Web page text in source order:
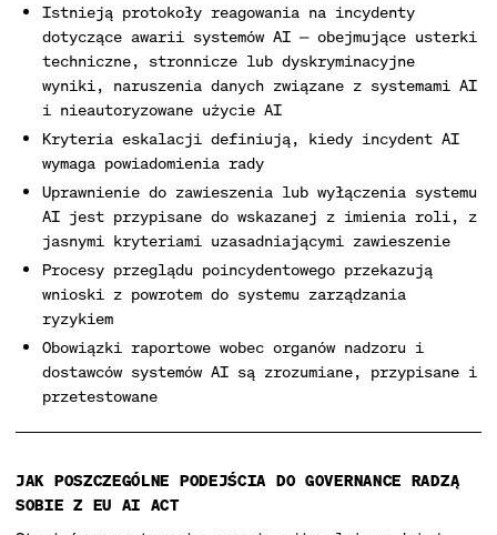
Istnieją protokoły reagowania na incydenty
dotyczące awarii systemów AI — obejmujące usterki
techniczne, stronnicze lub dyskryminacyjne
wyniki, naruszenia danych związane z systemami AI
i nieautoryzowane użycie AI
Kryteria eskalacji definiują, kiedy incydent AI
wymaga powiadomienia rady
Uprawnienie do zawieszenia lub wyłączenia systemu
AI jest przypisane do wskazanej z imienia roli, z
jasnymi kryteriami uzasadniającymi zawieszenie
Procesy przeglądu poincydentowego przekazują
wnioski z powrotem do systemu zarządzania
ryzykiem
Obowiązki raportowe wobec organów nadzoru i
dostawców systemów AI są zrozumiane, przypisane i
przetestowane
JAK POSZCZEGÓLNE PODEJŚCIA DO GOVERNANCE RADZĄ
SOBIE Z EU AI ACT